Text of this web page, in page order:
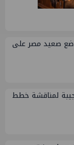
صعيد مصر على
لمناقشة خطط